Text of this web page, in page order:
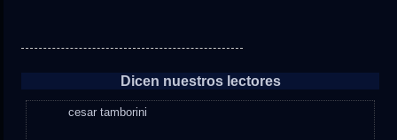
Dicen nuestros lectores
cesar tamborini